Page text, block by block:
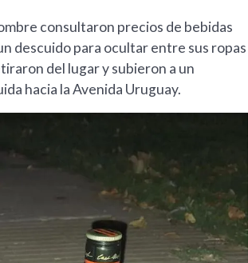
consultaron precios de bebidas
descuido para ocultar entre sus ropas
del lugar y subieron a un
hacia la Avenida Uruguay.